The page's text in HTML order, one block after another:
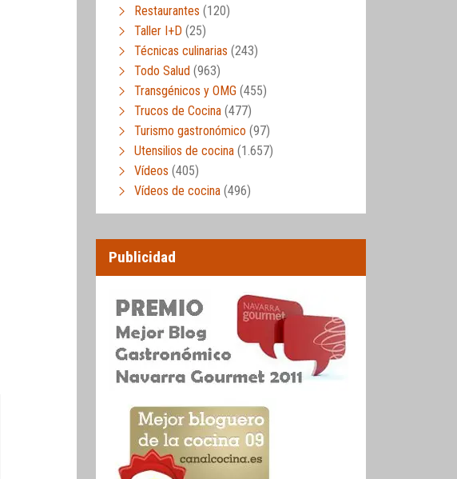
Restaurantes (120)
Taller I+D (25)
Técnicas culinarias (243)
Todo Salud (963)
Transgénicos y OMG (455)
Trucos de Cocina (477)
Turismo gastronómico (97)
Utensilios de cocina (1.657)
Vídeos (405)
Vídeos de cocina (496)
Publicidad